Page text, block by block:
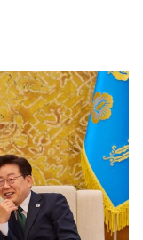
力」のプラカー
ば。
ッジETFの清算は
暴落で200兆蒸
ドを通報しようキ